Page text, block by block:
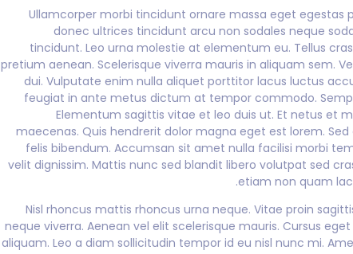
Ullamcorper morbi tincidunt ornare massa eget egestas
donec ultrices tincidunt arcu non sodales neque
tincidunt. Leo urna molestie at elementum eu. Tellus
pretium aenean. Scelerisque viverra mauris in aliquam sem.
dui. Vulputate enim nulla aliquet porttitor lacus luctus
feugiat in ante metus dictum at tempor commodo.
Elementum sagittis vitae et leo duis ut. Et netus et
maecenas. Quis hendrerit dolor magna eget est lorem.
felis bibendum. Accumsan sit amet nulla facilisi morbi
velit dignissim. Mattis nunc sed blandit libero volutpat sed
etiam non quam
Nisl rhoncus mattis rhoncus urna neque. Vitae proin
neque viverra. Aenean vel elit scelerisque mauris. Cursus
aliquam. Leo a diam sollicitudin tempor id eu nisl nunc mi.